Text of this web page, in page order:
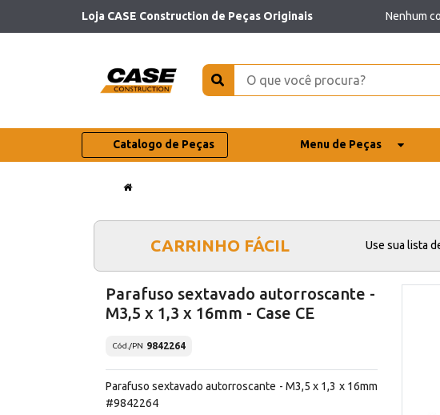
Loja CASE Construction de Peças Originais Nenhum
Catalogo de Peças Menu de Peças
CARRINHO FÁCIL Use sua lista
Parafuso sextavado autorroscante -
M3,5 x 1,3 x 16mm - Case CE
Cód./PN 9842264
Parafuso sextavado autorroscante - M3,5 x 1,3 x 16mm
#9842264